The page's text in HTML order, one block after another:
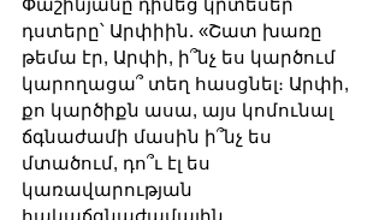
դստերը՝ Արփիին. «Շատ խառը
թեմա էր, Արփի, ի՞նչ ես կարծում
կարողացա՞ տեղ հասցնել։ Արփի,
քո կարծիքն ասա, այս կոմունալ
ճգնաժամի մասին ի՞նչ ես
մտածում, դո՞ւ էլ ես
կառավարության
հակաճգնաժամային